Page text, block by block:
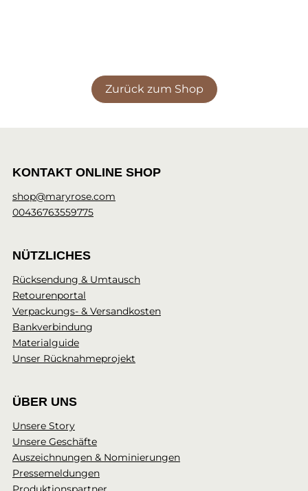
Zurück zum Shop
KONTAKT ONLINE SHOP
shop@maryrose.com
00436763559775
NÜTZLICHES
Rücksendung & Umtausch
Retourenportal
Verpackungs- & Versandkosten
Bankverbindung
Materialguide
Unser Rücknahmeprojekt
ÜBER UNS
Unsere Story
Unsere Geschäfte
Auszeichnungen & Nominierungen
Pressemeldungen